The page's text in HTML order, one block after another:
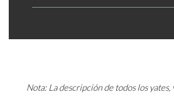
Nota: La descripción de todos los yates,